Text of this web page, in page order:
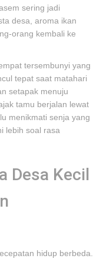
sering jadi
desa, aroma ikan
orang kembali ke
tersembunyi yang
tepat saat matahari
setapak menuju
tamu berjalan lewat
menikmati senja yang
lebih soal rasa
Desa Kecil
hidup berbeda.